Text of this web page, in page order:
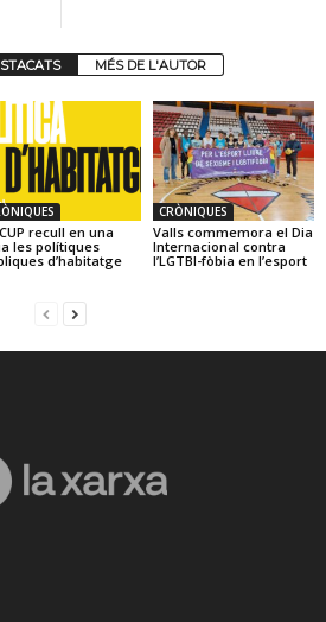
MÉS DE L'AUTOR
recull en una
les polítiques
d’habitatge
CRÒNIQUES
Valls commemora el Dia
Internacional contra
l’LGTBI-fòbia en l’esport